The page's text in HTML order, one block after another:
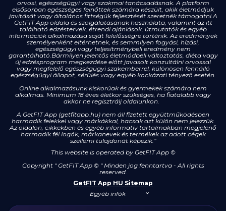
orvosi, egészségügyi vagy szakmai tanácsadásnak. A platform
elsősorban egészséges felnőttek számára készült, akik életmódjuk
javítását vagy általános fittségük fejlesztését szeretnék támogatni.A
GetFIT App oldala és szolgálatásának használata, valamint az itt
található edzéstervek, étrendi ajánlások, útmutatók és egyéb
információk alkalmazása saját felelősségre történik. Az eredmények
személyenként eltérhetnek, és semmilyen fogyási, hízási,
egészségügyi vagy teljesítménybeli eredmény nem
garantálható.Bármilyen jelentős életmódbeli változtatás, diéta vagy
új edzésprogram megkezdése előtt javasolt konzultálni orvossal
vagy megfelelő egészségügyi szakemberrel, különösen fennálló
egészségügyi állapot, sérülés vagy egyéb kockázati tényező esetén.
Online alkalmazásunk kiskorúak és gyermekek számára nem
alkalmas. Minimum 18 éves életkor szükséges, ha fiatalabb vagy
akkor ne regisztrálj oldalunkon.
A GetFIT App (getfitapp.hu) nem áll fizetett együttműködésben
harmadik felekkel vagy márkákkal, hacsak azt külön nem jelezzük.
Az oldalon, cikkekben és egyéb informatív tartalmakban megjelenő
harmadik fél logók, márkanevek és termékek az adott cégek
szellemi tulajdonát képezik.”
This website is operated by GetFIT App ©
Copyright " GetFIT App © " Minden jog fenntartva - All rights
reserved.
GetFIT App HU Sitemap
Egyéb infók